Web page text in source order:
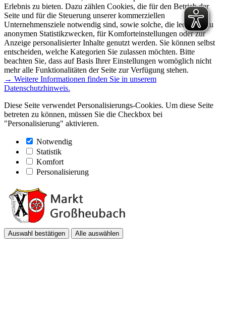
Erlebnis zu bieten. Dazu zählen Cookies, die für den Betrieb der
Seite und für die Steuerung unserer kommerziellen
Unternehmensziele notwendig sind, sowie solche, die lediglich zu
anonymen Statistikzwecken, für Komforteinstellungen oder zur
Anzeige personalisierter Inhalte genutzt werden. Sie können selbst
entscheiden, welche Kategorien Sie zulassen möchten. Bitte
beachten Sie, dass auf Basis Ihrer Einstellungen womöglich nicht
mehr alle Funktionalitäten der Seite zur Verfügung stehen.
→ Weitere Informationen finden Sie in unserem
Datenschutzhinweis.
Diese Seite verwendet Personalisierungs-Cookies. Um diese Seite
betreten zu können, müssen Sie die Checkbox bei
"Personalisierung" aktivieren.
Notwendig
Statistik
Komfort
Personalisierung
Auswahl bestätigen Alle auswählen